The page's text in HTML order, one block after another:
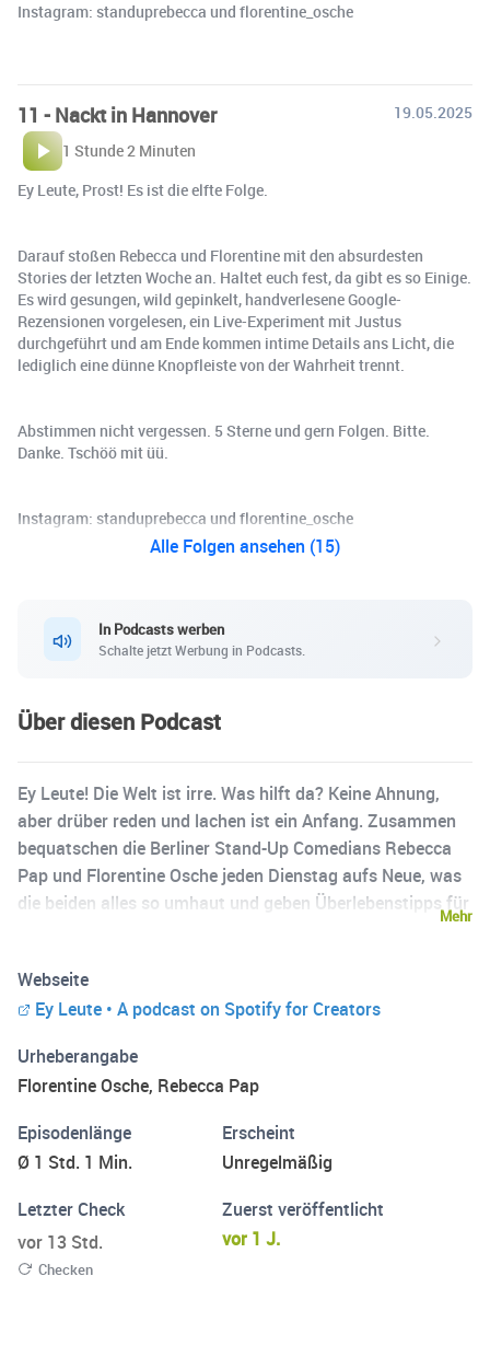
Instagram: standuprebecca und florentine_osche
11 - Nackt in Hannover
19.05.2025
1 Stunde 2 Minuten
Ey Leute, Prost! Es ist die elfte Folge.
Darauf stoßen Rebecca und Florentine mit den absurdesten
Stories der letzten Woche an. Haltet euch fest, da gibt es so Einige.
Es wird gesungen, wild gepinkelt, handverlesene Google-
Rezensionen vorgelesen, ein Live-Experiment mit Justus
durchgeführt und am Ende kommen intime Details ans Licht, die
lediglich eine dünne Knopfleiste von der Wahrheit trennt.
Abstimmen nicht vergessen. 5 Sterne und gern Folgen. Bitte.
Danke. Tschöö mit üü.
Instagram: standuprebecca und florentine_osche
Alle Folgen ansehen (15)
In Podcasts werben
Schalte jetzt Werbung in Podcasts.
Über diesen Podcast
Ey Leute! Die Welt ist irre. Was hilft da? Keine Ahnung,
aber drüber reden und lachen ist ein Anfang. Zusammen
bequatschen die Berliner Stand-Up Comedians Rebecca
Pap und Florentine Osche jeden Dienstag aufs Neue, was
die beiden alles so umhaut und geben Überlebenstipps für
Mehr
Webseite
Ey Leute • A podcast on Spotify for Creators
Urheberangabe
Florentine Osche, Rebecca Pap
Episodenlänge
Ø 1 Std. 1 Min.
Erscheint
Unregelmäßig
Letzter Check
vor 13 Std.
Checken
Zuerst veröffentlicht
vor 1 J.